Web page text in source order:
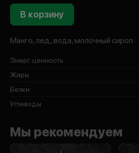
В корзину
Манго, лед, вода, молочный сироп
Энерг. ценность
Жиры
Белки
Углеводы
Мы рекомендуем